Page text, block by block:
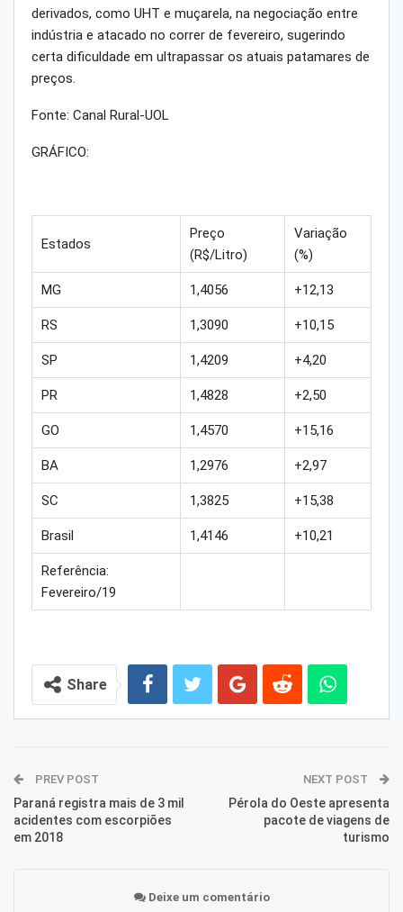
derivados, como UHT e muçarela, na negociação entre
indústria e atacado no correr de fevereiro, sugerindo
certa dificuldade em ultrapassar os atuais patamares de
preços.
Fonte: Canal Rural-UOL
GRÁFICO:
Estados
Preço
(R$/Litro)
Variação
(%)
MG 1,4056 +12,13
RS 1,3090 +10,15
SP 1,4209 +4,20
PR 1,4828 +2,50
GO 1,4570 +15,16
BA 1,2976 +2,97
SC 1,3825 +15,38
Brasil 1,4146 +10,21
Referência:
Fevereiro/19
Share
PREV POST
Paraná registra mais de 3 mil
acidentes com escorpiões
em 2018
NEXT POST
Pérola do Oeste apresenta
pacote de viagens de
turismo
Deixe um comentário